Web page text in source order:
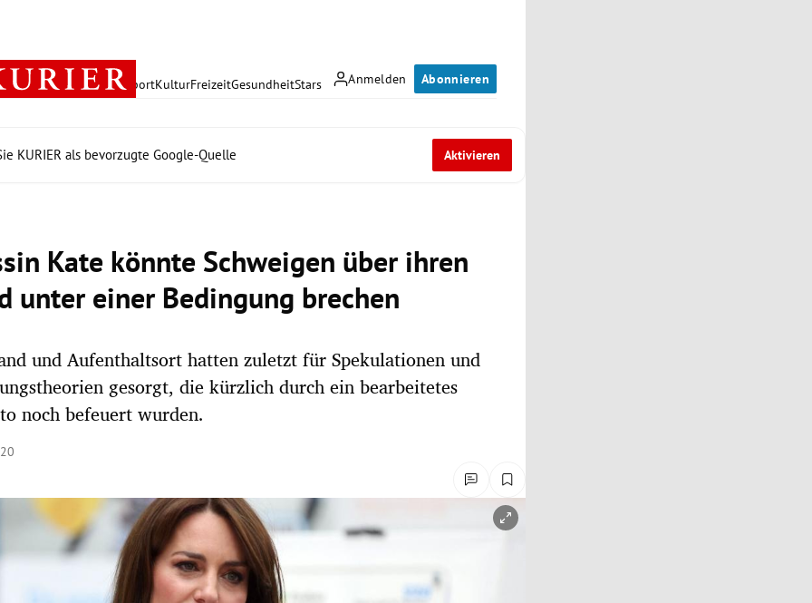
Anmelden Abonnieren
PolitikWirtschaft SportKulturFreizeitGesundheitStars
KURIER als bevorzugte Google-Quelle Aktivieren
Kate könnte Schweigen über ihren
unter einer Bedingung brechen
und Aufenthaltsort hatten zuletzt für Spekulationen und
gesorgt, die kürzlich durch ein bearbeitetes
noch befeuert wurden.
öffnen/schließen